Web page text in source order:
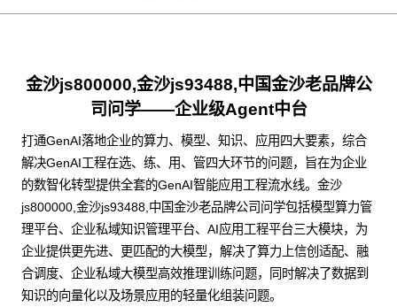
金沙js800000,金沙js93488,中国金沙老品牌公
司问学——企业级Agent中台
打通GenAI落地企业的算力、模型、知识、应用四大要素，综合
解决GenAI工程在选、练、用、管四大环节的问题，旨在为企业
的数智化转型提供全套的GenAI智能应用工程流水线。金沙
js800000,金沙js93488,中国金沙老品牌公司问学包括模型算力管
理平台、企业私域知识管理平台、AI应用工程平台三大模块，为
企业提供更先进、更匹配的大模型，解决了算力上信创适配、融
合调度、企业私域大模型高效推理训练问题，同时解决了数据到
知识的向量化以及场景应用的轻量化组装问题。